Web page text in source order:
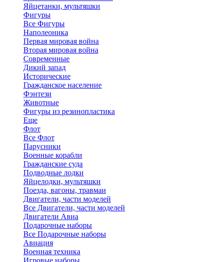
Яйцетанки, мультяшки
Фигуры
Все Фигуры
Наполеоника
Первая мировая война
Вторая мировая война
Современные
Дикий запад
Исторические
Гражданское население
Фэнтези
Животные
Фигуры из резинопластика
Еще
Флот
Все Флот
Парусники
Военные корабли
Гражданские суда
Подводные лодки
Яйцелодки, мультяшки
Поезда, вагоны, травмаи
Двигатели, части моделей
Все Двигатели, части моделей
Двигатели Авиа
Подарочные наборы
Все Подарочные наборы
Авиация
Военная техника
Игровые наборы